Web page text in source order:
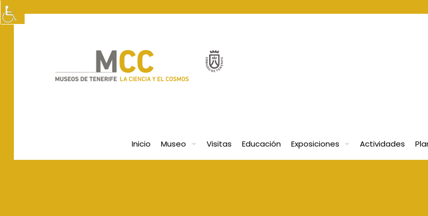
Inicio Museo Visitas Educación Exposiciones Actividades